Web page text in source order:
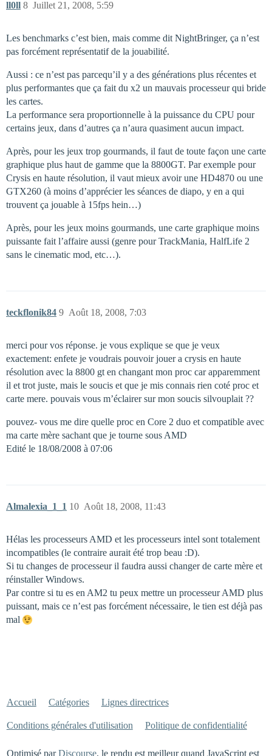
ll0ll Juillet 21, 2008, 5:59
8
Les benchmarks c’est bien, mais comme dit NightBringer, ça n’est
pas forcément représentatif de la jouabilité.
Aussi : ce n’est pas parcequ’il y a des générations plus récentes et
plus performantes que ça fait du x2 un mauvais processeur qui bride
les cartes.
La performance sera proportionnelle à la puissance du CPU pour
certains jeux, dans d’autres ça n’aura quasiment aucun impact.
Après, pour les jeux trop gourmands, il faut de toute façon une carte
graphique plus haut de gamme que la 8800GT. Par exemple pour
Crysis en haute résolution, il vaut mieux avoir une HD4870 ou une
GTX260 (à moins d’apprécier les séances de diapo, y en a qui
trouvent ça jouable à 15fps hein…)
Après, pour les jeux moins gourmands, une carte graphique moins
puissante fait l’affaire aussi (genre pour TrackMania, HalfLife 2
sans le cinematic mod, etc…).
teckflonik84 Août 18, 2008, 7:03
9
merci pour vos réponse. je vous explique se que je veux
exactement: enfete je voudrais pouvoir jouer a crysis en haute
résolution avec la 8800 gt en changant mon proc car apparemment
il et trot juste, mais le soucis et que je mis connais rien coté proc et
carte mere. pouvais vous m’éclairer sur mon soucis silvouplait ??
pouvez- vous me dire quelle proc en Core 2 duo et compatible avec
ma carte mère sachant que je tourne sous AMD
Edité le 18/08/2008 à 07:06
Almalexia_1_1 Août 18, 2008, 11:43
10
Hélas les processeurs AMD et les processeurs intel sont totalement
incompatibles (le contraire aurait été trop beau :D).
Si tu changes de processeur il faudra aussi changer de carte mère et
réinstaller Windows.
Par contre si tu es en AM2 tu peux mettre un processeur AMD plus
puissant, mais ce n’est pas forcément nécessaire, le tien est déjà pas
mal
Accueil Catégories Lignes directrices
Conditions générales d'utilisation Politique de confidentialité
Optimisé parDiscourse, le rendu est meilleur quand JavaScript est